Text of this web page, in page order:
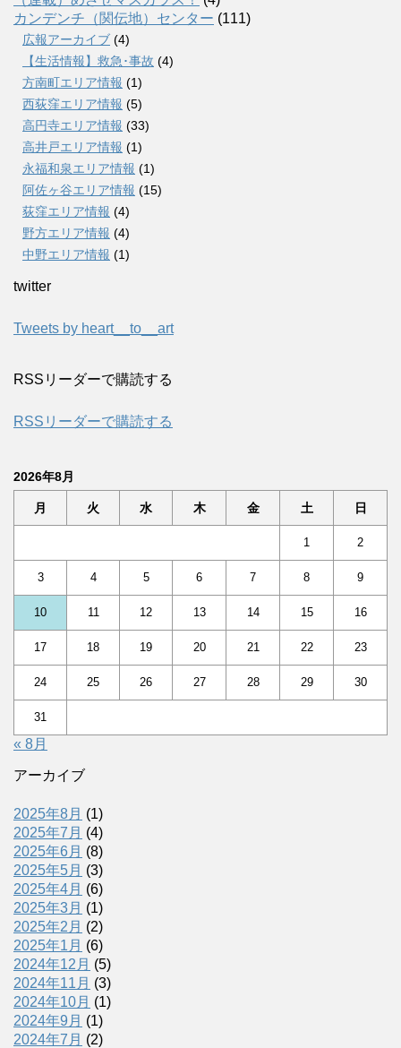
カンデンチ（関伝地）センター (111)
広報アーカイブ (4)
【生活情報】救急･事故 (4)
方南町エリア情報 (1)
西荻窪エリア情報 (5)
高円寺エリア情報 (33)
高井戸エリア情報 (1)
永福和泉エリア情報 (1)
阿佐ヶ谷エリア情報 (15)
荻窪エリア情報 (4)
野方エリア情報 (4)
中野エリア情報 (1)
twitter
Tweets by heart__to__art
RSSリーダーで購読する
RSSリーダーで購読する
2026年8月
月 火 水 木 金 土 日
1 2
3 4 5 6 7 8 9
10 11 12 13 14 15 16
17 18 19 20 21 22 23
24 25 26 27 28 29 30
31
« 8月
アーカイブ
2025年8月 (1)
2025年7月 (4)
2025年6月 (8)
2025年5月 (3)
2025年4月 (6)
2025年3月 (1)
2025年2月 (2)
2025年1月 (6)
2024年12月 (5)
2024年11月 (3)
2024年10月 (1)
2024年9月 (1)
2024年7月 (2)